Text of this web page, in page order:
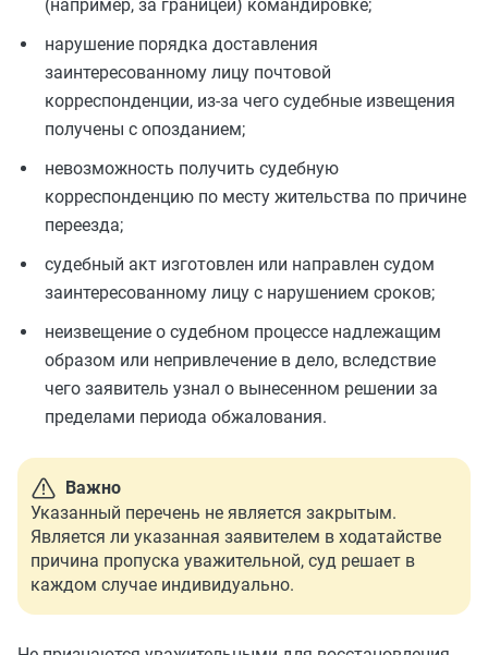
(например, за границей) командировке;
нарушение порядка доставления
заинтересованному лицу почтовой
корреспонденции, из-за чего судебные извещения
получены с опозданием;
невозможность получить судебную
корреспонденцию по месту жительства по причине
переезда;
судебный акт изготовлен или направлен судом
заинтересованному лицу с нарушением сроков;
неизвещение о судебном процессе надлежащим
образом или непривлечение в дело, вследствие
чего заявитель узнал о вынесенном решении за
пределами периода обжалования.
Важно
Указанный перечень не является закрытым.
Является ли указанная заявителем в ходатайстве
причина пропуска уважительной, суд решает в
каждом случае индивидуально.